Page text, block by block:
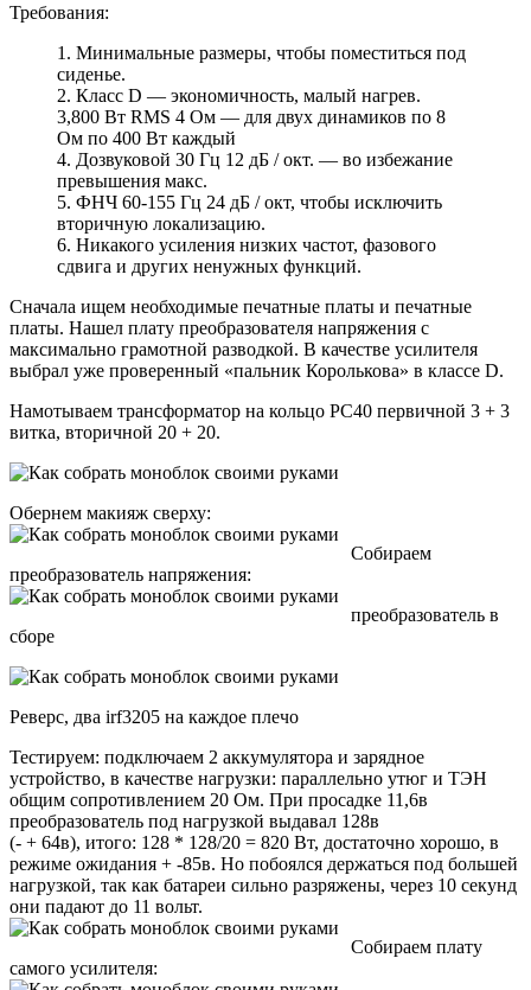
Требования:
1. Минимальные размеры, чтобы поместиться под
сиденье.
2. Класс D — экономичность, малый нагрев.
3,800 Вт RMS 4 Ом — для двух динамиков по 8
Ом по 400 Вт каждый
4. Дозвуковой 30 Гц 12 дБ / окт. — во избежание
превышения макс.
5. ФНЧ 60-155 Гц 24 дБ / окт, чтобы исключить
вторичную локализацию.
6. Никакого усиления низких частот, фазового
сдвига и других ненужных функций.
Сначала ищем необходимые печатные платы и печатные
платы. Нашел плату преобразователя напряжения с
максимально грамотной разводкой. В качестве усилителя
выбрал уже проверенный «пальник Королькова» в классе D.
Намотываем трансформатор на кольцо РС40 первичной 3 + 3
витка, вторичной 20 + 20.
Обернем макияж сверху:
Собираем
преобразователь напряжения:
преобразователь в
сборе
Реверс, два irf3205 на каждое плечо
Тестируем: подключаем 2 аккумулятора и зарядное
устройство, в качестве нагрузки: параллельно утюг и ТЭН
общим сопротивлением 20 Ом. При просадке 11,6в
преобразователь под нагрузкой выдавал 128в
(- + 64в), итого: 128 * 128/20 = 820 Вт, достаточно хорошо, в
режиме ожидания + -85в. Но побоялся держаться под большей
нагрузкой, так как батареи сильно разряжены, через 10 секунд
они падают до 11 вольт.
Собираем плату
самого усилителя: